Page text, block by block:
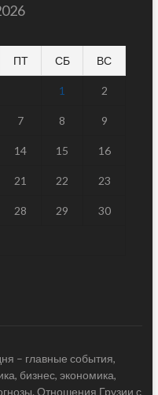
ПТ СБ ВС
1 2
7 8 9
14 15 16
21 22 23
28 29 30
– главные события,
бизнес, экономика,
Отношения Грузии с